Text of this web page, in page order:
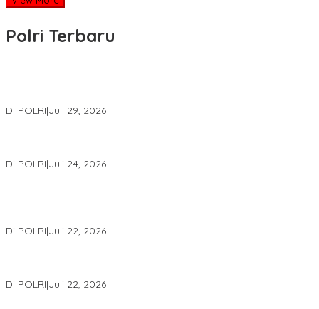
Polri Terbaru
Di POLRI|Juli 29, 2026
Di POLRI|Juli 24, 2026
Di POLRI|Juli 22, 2026
Di POLRI|Juli 22, 2026